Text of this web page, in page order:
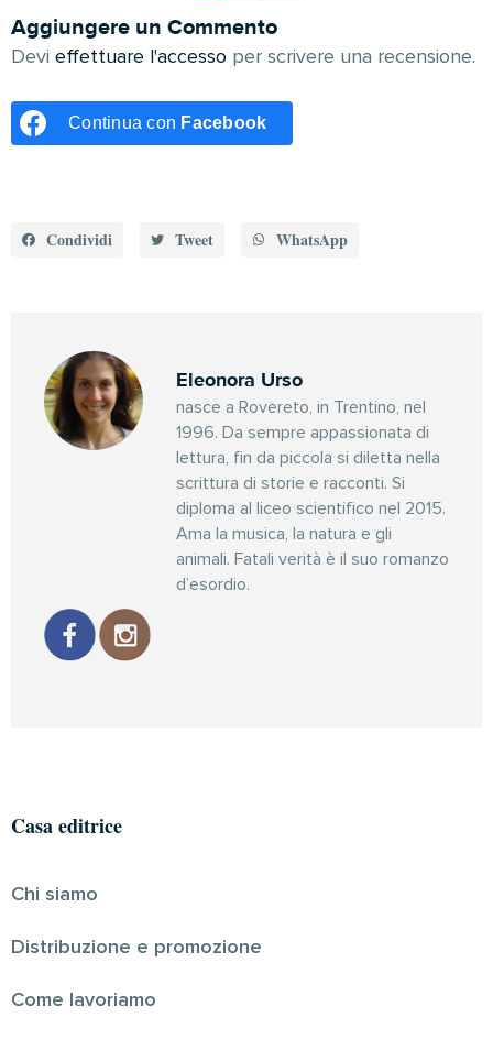
Aggiungere un Commento
Devi effettuare l'accesso per scrivere una recensione.
Continua con Facebook
Condividi Tweet WhatsApp
Eleonora Urso
nasce a Rovereto, in Trentino, nel
1996. Da sempre appassionata di
lettura, fin da piccola si diletta nella
scrittura di storie e racconti. Si
diploma al liceo scientifico nel 2015.
Ama la musica, la natura e gli
animali. Fatali verità è il suo romanzo
d’esordio.
Casa editrice
Chi siamo
Distribuzione e promozione
Come lavoriamo